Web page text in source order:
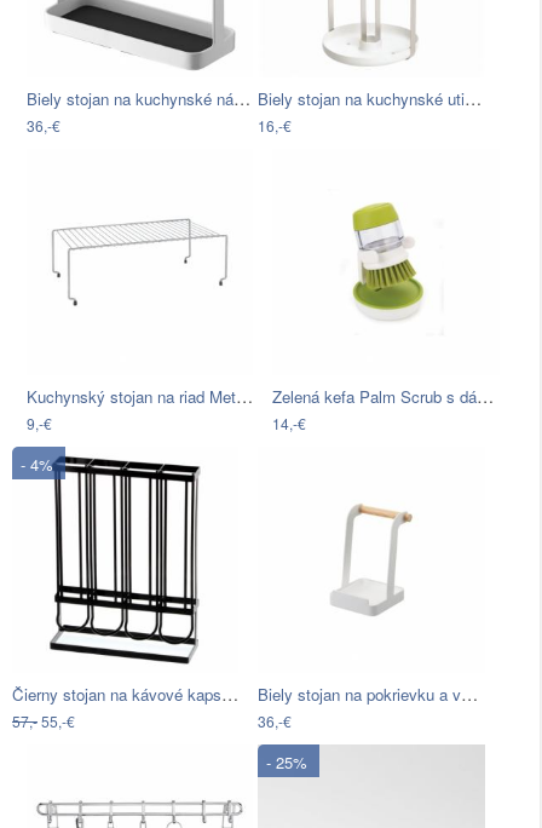
Biely stojan na kuchynské nástroje…
36,-€
Biely stojan na kuchynské utierky…
16,-€
Kuchynský stojan na riad Metaltex
9,-€
Zelená kefa Palm Scrub s dávkovačom a…
14,-€
- 4%
Čierny stojan na kávové kapsule…
57,-55,-€
Biely stojan na pokrievku a varešku…
36,-€
- 25%